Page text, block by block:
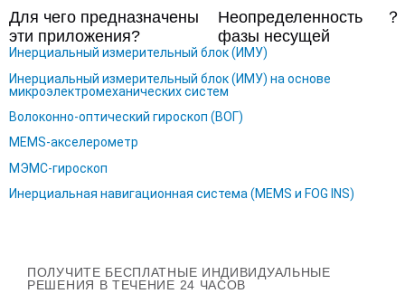
Для чего предназначены
эти приложения?
Неопределенность
фазы несущей
？
Инерциальный измерительный блок (ИМУ)
Инерциальный измерительный блок (ИМУ) на основе
микроэлектромеханических систем
Волоконно-оптический гироскоп (ВОГ)
MEMS-акселерометр
МЭМС-гироскоп
Инерциальная навигационная система (MEMS и FOG INS)
ПОЛУЧИТЕ БЕСПЛАТНЫЕ ИНДИВИДУАЛЬНЫЕ
РЕШЕНИЯ В ТЕЧЕНИЕ 24 ЧАСОВ